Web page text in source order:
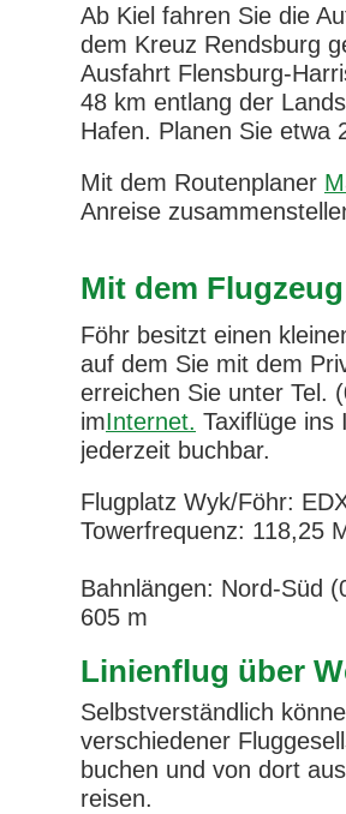
Ab Kiel fahren Sie die
dem Kreuz Rendsburg
Ausfahrt Flensburg-
48 km entlang der
Hafen. Planen Sie
Mit dem Routenplaner
Anreise
Mit dem
Föhr besitzt einen
auf dem Sie mit dem
erreichen Sie unter Tel.
imInternet. Taxiflüge ins
jederzeit buchbar.
Flugplatz Wyk/Föhr:
Towerfrequenz: 118,25
Bahnlängen: Nord-Süd
605 m
Linienflug über
Selbstverständlich
verschiedener
buchen und von dort
reisen.